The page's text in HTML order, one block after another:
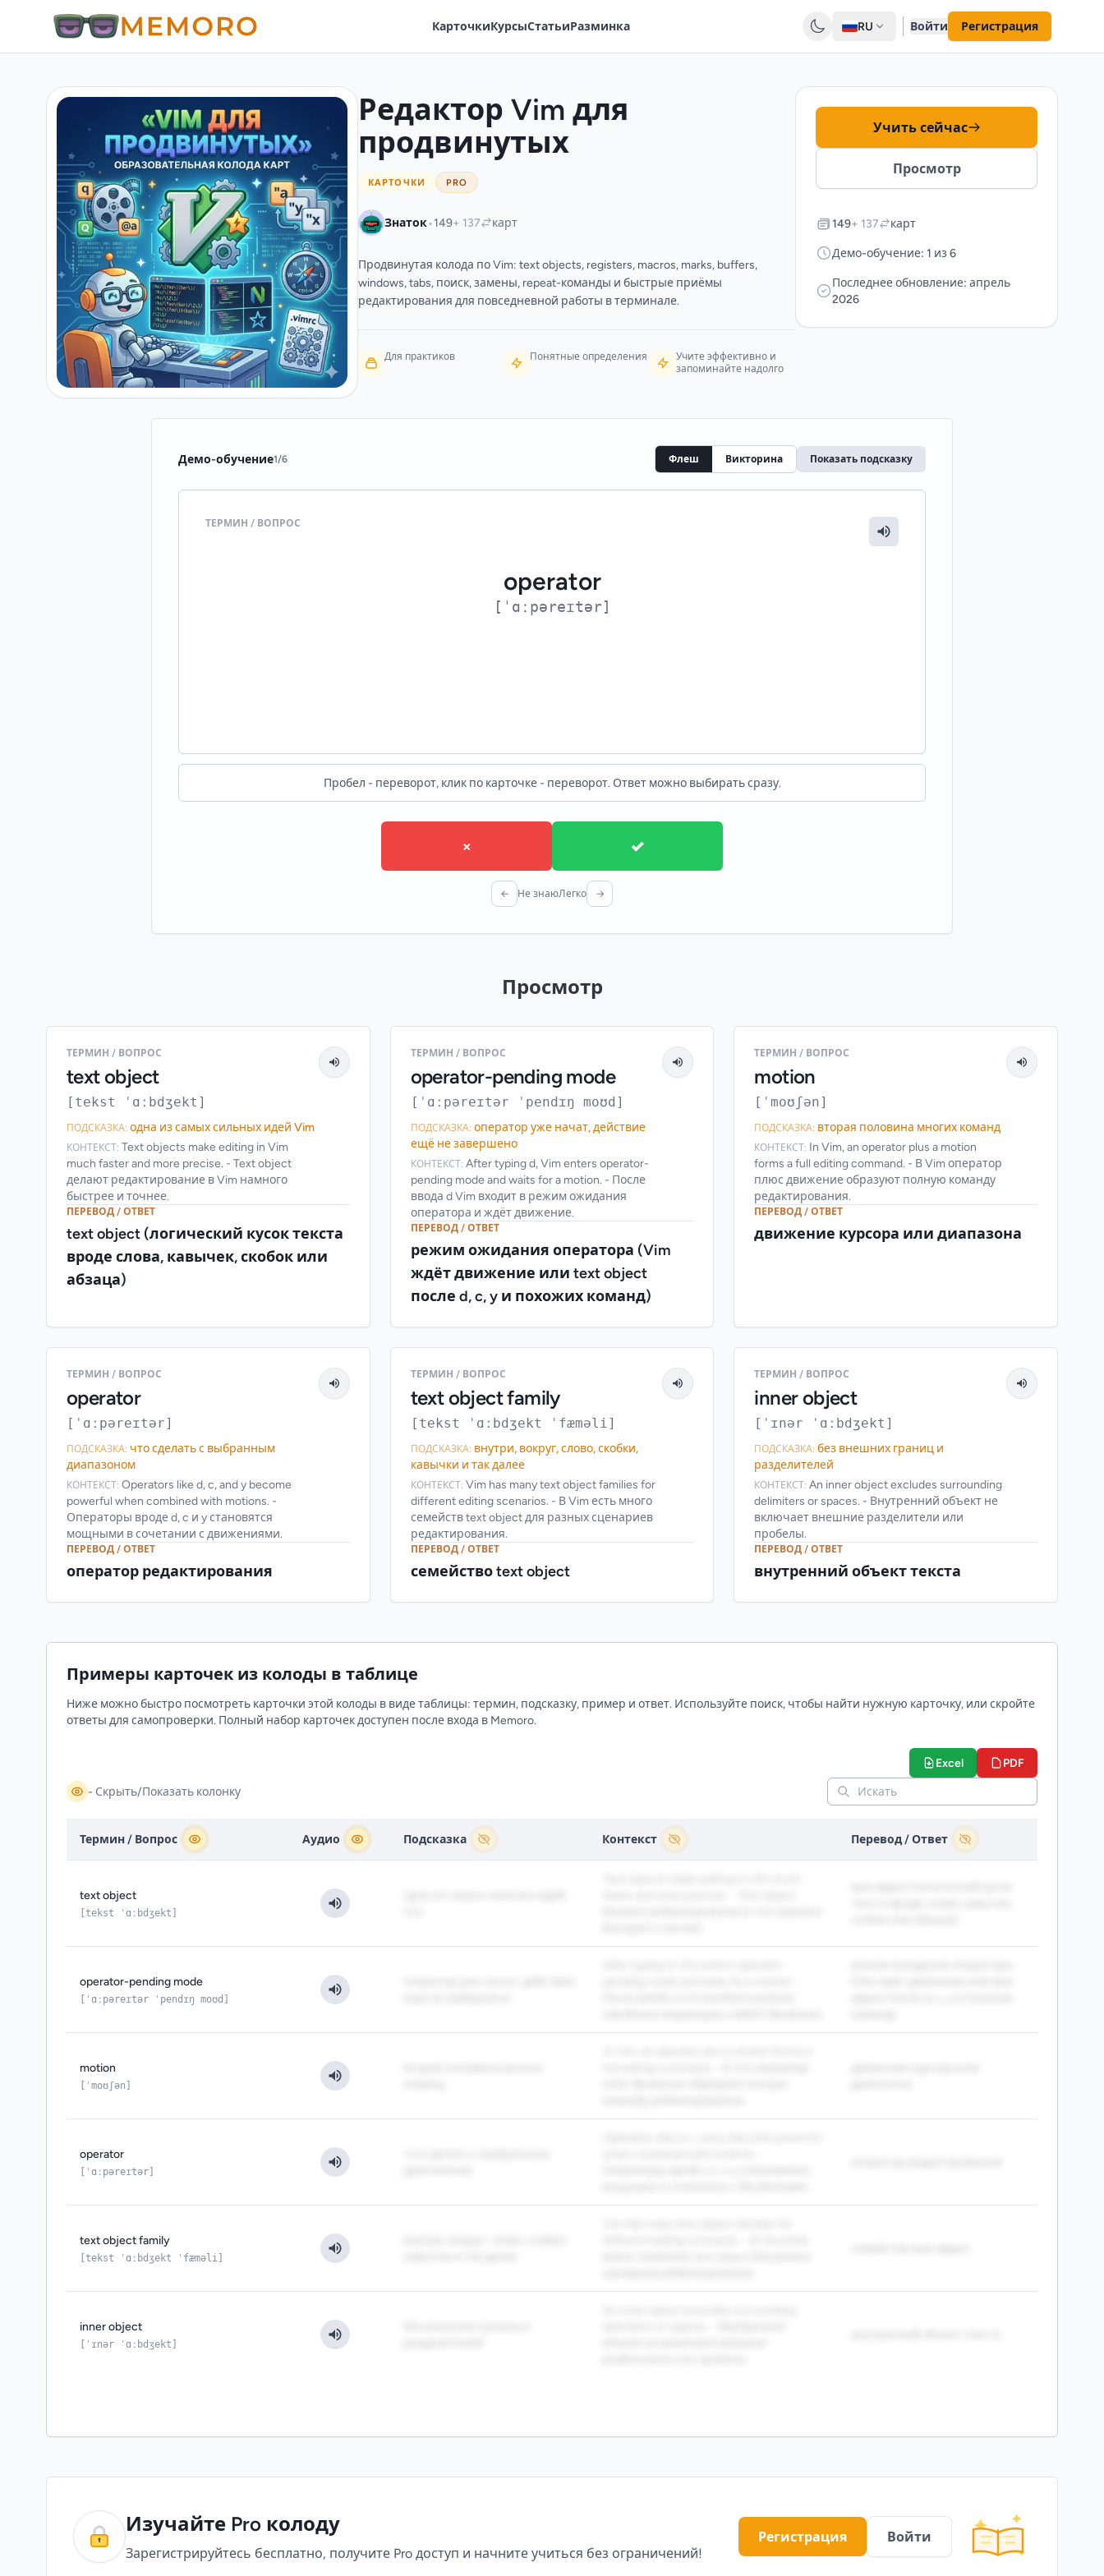
Карточки КурсыСтатьи Разминка RU Войти Регистрация
Редактор Vim для
продвинутых
КАРТОЧКИ PRO
Знаток•149+ 137 карт
Продвинутая колода по Vim: text objects, registers, macros, marks, buffers,
windows, tabs, поиск, замены, repeat-команды и быстрые приёмы
редактирования для повседневной работы в терминале.
Для практиков Понятные определения
Учите эффективно и
запоминайте надолго
Учить сейчас
Просмотр
149+ 137 карт
Демо-обучение: 1 из 6
Последнее обновление: апрель
2026
Демо-обучение1/6 Флеш Викторина Показать подсказку
ТЕРМИН / ВОПРОС
operator
[ˈɑːpəreɪtər]
ПЕРЕВОД / ОТВЕТ
Operators like d, c, and y become powerful when combined with motions. - Операторы вроде d, c и y становятся мощными в
Пробел - переворот, клик по карточке - переворот. Ответ можно выбирать сразу.
× ✓
← Не знаюЛегко →
Просмотр
ТЕРМИН / ВОПРОС
text object
[tekst ˈɑːbdʒekt]
ПОДСКАЗКА: одна из самых сильных идей Vim
КОНТЕКСТ: Text objects make editing in Vim
much faster and more precise. - Text object
делают редактирование в Vim намного
быстрее и точнее.
ПЕРЕВОД / ОТВЕТ
text object (логический кусок текста
вроде слова, кавычек, скобок или
абзаца)
ТЕРМИН / ВОПРОС
operator-pending mode
[ˈɑːpəreɪtər ˈpendɪŋ moʊd]
ПОДСКАЗКА:оператор уже начат, действие
ещё не завершено
КОНТЕКСТ: After typing d, Vim enters operator-
pending mode and waits for a motion. - После
ввода d Vim входит в режим ожидания
оператора и ждёт движение.
ПЕРЕВОД / ОТВЕТ
режим ожидания оператора (Vim
ждёт движение или text object
после d, c, y и похожих команд)
ТЕРМИН / ВОПРОС
motion
[ˈmoʊʃən]
ПОДСКАЗКА: вторая половина многих команд
КОНТЕКСТ:
In Vim, an operator plus a motion
forms a full editing command. - В Vim оператор
плюс движение образуют полную команду
редактирования.
ПЕРЕВОД / ОТВЕТ
движение курсора или диапазона
ТЕРМИН / ВОПРОС
operator
[ˈɑːpəreɪtər]
ПОДСКАЗКА: что сделать с выбранным
диапазоном
КОНТЕКСТ: Operators like d, c, and y become
powerful when combined with motions. -
Операторы вроде d, c и y становятся
мощными в сочетании с движениями.
ПЕРЕВОД / ОТВЕТ
оператор редактирования
ТЕРМИН / ВОПРОС
text object family
[tekst ˈɑːbdʒekt ˈfæməli]
ПОДСКАЗКА:внутри, вокруг, слово, скобки,
кавычки и так далее
КОНТЕКСТ: Vim has many text object families for
different editing scenarios. - В Vim есть много
семейств text object для разных сценариев
редактирования.
ПЕРЕВОД / ОТВЕТ
семейство text object
ТЕРМИН / ВОПРОС
inner object
[ˈɪnər ˈɑːbdʒekt]
ПОДСКАЗКА: без внешних границ и
разделителей
КОНТЕКСТ: An inner object excludes surrounding
delimiters or spaces. - Внутренний объект не
включает внешние разделители или
пробелы.
ПЕРЕВОД / ОТВЕТ
внутренний объект текста
Примеры карточек из колоды в таблице
Ниже можно быстро посмотреть карточки этой колоды в виде таблицы: термин, подсказку, пример и ответ. Используйте поиск, чтобы найти нужную карточку, или скройте
ответы для самопроверки. Полный набор карточек доступен после входа в Memoro.
Excel PDF
- Скрыть/Показать колонку
Термин / Вопрос Аудио Подсказка Контекст Перевод / Ответ
text object
[tekst ˈɑːbdʒekt]
operator-pending mode
[ˈɑːpəreɪtər ˈpendɪŋ moʊd]
motion
[ˈmoʊʃən]
operator
[ˈɑːpəreɪtər]
text object family
[tekst ˈɑːbdʒekt ˈfæməli]
inner object
[ˈɪnər ˈɑːbdʒekt]
Изучайте Pro колоду
Зарегистрируйтесь бесплатно, получите Pro доступ и начните учиться без ограничений!
Регистрация Войти